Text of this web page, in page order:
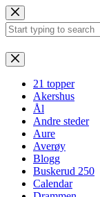
Hopp
til
innholdet
Ingen
resultater
21 topper
Akershus
Ål
Andre steder
Aure
Averøy
Blogg
Buskerud 250
Calendar